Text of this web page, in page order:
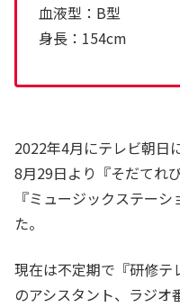
血液型：B型
身長：154cm
2022年4月にテレビ朝日
8月29日より『そだてれ
『ミュージックステー
た。
現在は不定期で『研修テ
のアシスタント、ラジオ